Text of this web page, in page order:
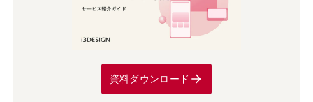
資料ダウンロード